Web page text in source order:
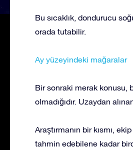
Bu sıcaklık, dondurucu
orada tutabilir.
Ay yüzeyindeki mağaralar
Bir sonraki merak konusu,
olmadığıdır. Uzaydan
Araştırmanın bir kısmı,
tahmin edebilene kadar